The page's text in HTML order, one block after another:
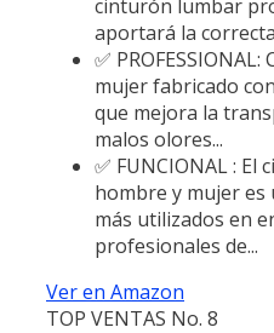
cinturón lumbar
aportará la
✅
mujer fabricado
que mejora la
malos olores...
✅ FUNCIONAL :
hombre y mujer es
más utilizados en
profesionales de...
Ver en Amazon
TOP VENTAS No. 8